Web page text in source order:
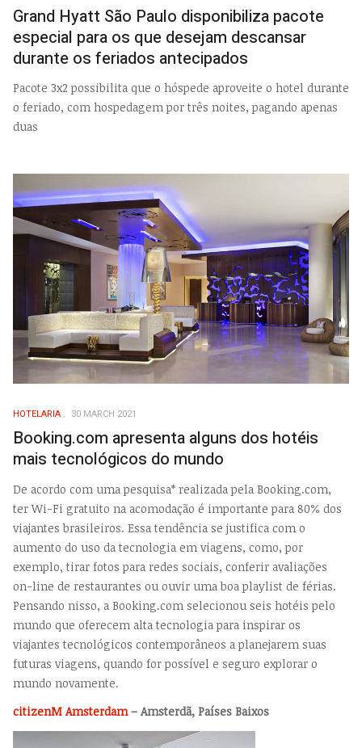
Grand Hyatt São Paulo disponibiliza pacote
especial para os que desejam descansar
durante os feriados antecipados
Pacote 3x2 possibilita que o hóspede aproveite o hotel durante
o feriado, com hospedagem por três noites, pagando apenas
duas
HOTELARIA 30 MARCH 2021
Booking.com apresenta alguns dos hotéis
mais tecnológicos do mundo
De acordo com uma pesquisa* realizada pela Booking.com,
ter Wi-Fi gratuito na acomodação é importante para 80% dos
viajantes brasileiros. Essa tendência se justifica com o
aumento do uso da tecnologia em viagens, como, por
exemplo, tirar fotos para redes sociais, conferir avaliações
on-line de restaurantes ou ouvir uma boa playlist de férias.
Pensando nisso, a Booking.com selecionou seis hotéis pelo
mundo que oferecem alta tecnologia para inspirar os
viajantes tecnológicos contemporâneos a planejarem suas
futuras viagens, quando for possível e seguro explorar o
mundo novamente.
citizenM Amsterdam– Amsterdã, Países Baixos